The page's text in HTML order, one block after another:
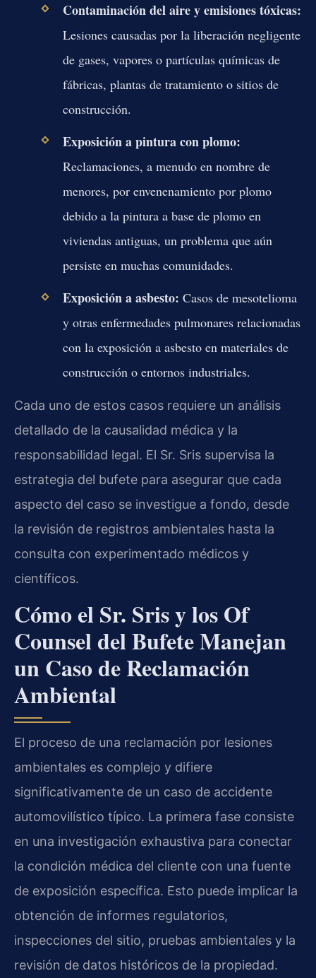
Contaminación del aire y emisiones tóxicas:
Lesiones causadas por la liberación negligente
de gases, vapores o partículas químicas de
fábricas, plantas de tratamiento o sitios de
construcción.
Exposición a pintura con plomo:
Reclamaciones, a menudo en nombre de
menores, por envenenamiento por plomo
debido a la pintura a base de plomo en
viviendas antiguas, un problema que aún
persiste en muchas comunidades.
Exposición a asbesto: Casos de mesotelioma
y otras enfermedades pulmonares relacionadas
con la exposición a asbesto en materiales de
construcción o entornos industriales.
Cada uno de estos casos requiere un análisis
detallado de la causalidad médica y la
responsabilidad legal. El Sr. Sris supervisa la
estrategia del bufete para asegurar que cada
aspecto del caso se investigue a fondo, desde
la revisión de registros ambientales hasta la
consulta con experimentado médicos y
científicos.
Cómo el Sr. Sris y los Of
Counsel del Bufete Manejan
un Caso de Reclamación
Ambiental
El proceso de una reclamación por lesiones
ambientales es complejo y difiere
significativamente de un caso de accidente
automovilístico típico. La primera fase consiste
en una investigación exhaustiva para conectar
la condición médica del cliente con una fuente
de exposición específica. Esto puede implicar la
obtención de informes regulatorios,
inspecciones del sitio, pruebas ambientales y la
revisión de datos históricos de la propiedad.